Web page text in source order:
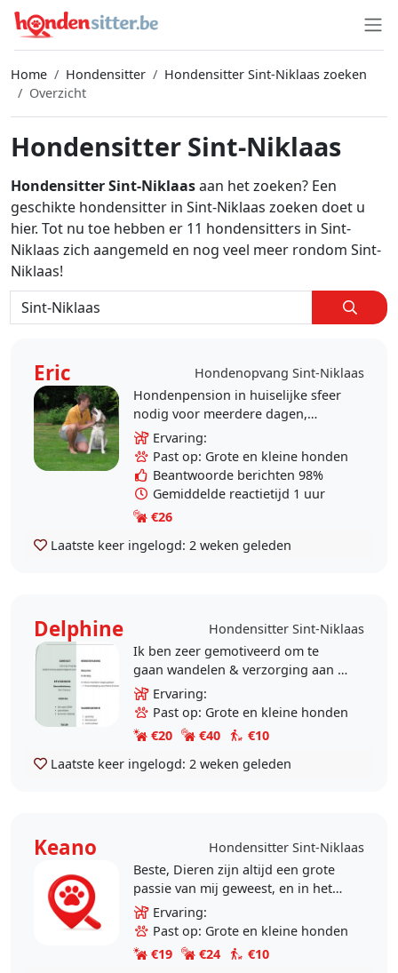
Home Hondensitter
Hondensitter Sint-Niklaas zoeken
Overzicht
Hondensitter Sint-Niklaas
Hondensitter Sint-Niklaasaan het zoeken? Een
geschikte hondensitter in Sint-Niklaas zoeken doet u
hier. Tot nu toe hebben er 11 hondensitters in Sint-
Niklaas zich aangemeld en nog veel meer rondom Sint-
Niklaas!
Eric
Hondenopvang Sint-Niklaas
Hondenpension in huiselijke sfeer
nodig voor meerdere dagen,
weekend, vakantie? Wij zijn een
kleinschallig officieel
hondenpension, gekeurd door..
Ervaring:
Past op: Grote en kleine honden
Beantwoorde berichten 98%
Gemiddelde reactietijd 1 uur
€26
Laatste keer ingelogd: 2 weken geleden
Delphine
Hondensitter Sint-Niklaas
Ik ben zeer gemotiveerd om te
gaan wandelen & verzorging aan te
bieden. Ik heb 2 honden gehad en
mijn liefde voor honden is altijd al
gebleven. Ik..
Ervaring:
Past op: Grote en kleine honden
€20
€40
€10
Laatste keer ingelogd: 2 weken geleden
Keano
Hondensitter Sint-Niklaas
Beste, Dieren zijn altijd een grote
passie van mij geweest, en in het
bijzonder honden. Zelf heb ik
ervaring met de dagelijkse
verzorging,..
Ervaring:
Past op: Grote en kleine honden
€19
€24
€10